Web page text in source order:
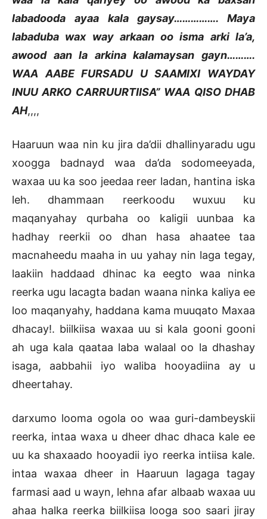
labadooda ayaa kala gaysay……………. Maya
labaduba wax way arkaan oo isma arki la’a,
awood aan la arkina kalamaysan gayn……….
WAA AABE FURSADU U SAAMIXI WAYDAY
INUU ARKO CARRUURTIISA” WAA QISO DHAB
AH,,,,
Haaruun waa nin ku jira da’dii dhallinyaradu ugu
xoogga badnayd waa da’da sodomeeyada,
waxaa uu ka soo jeedaa reer ladan, hantina iska
leh. dhammaan reerkoodu wuxuu ku
maqanyahay qurbaha oo kaligii uunbaa ka
hadhay reerkii oo dhan hasa ahaatee taa
macnaheedu maaha in uu yahay nin laga tegay,
laakiin haddaad dhinac ka eegto waa ninka
reerka ugu lacagta badan waana ninka kaliya ee
loo maqanyahy, haddana kama muuqato Maxaa
dhacay!. biilkiisa waxaa uu si kala gooni gooni
ah uga kala qaataa laba walaal oo la dhashay
isaga, aabbahii iyo waliba hooyadiina ay u
dheertahay.
darxumo looma ogola oo waa guri-dambeyskii
reerka, intaa waxa u dheer dhac dhaca kale ee
uu ka shaxaado hooyadii iyo reerka intiisa kale.
intaa waxaa dheer in Haaruun lagaga tagay
farmasi aad u wayn, lehna afar albaab waxaa uu
ahaa halka reerka biilkiisa looga soo saari jiray